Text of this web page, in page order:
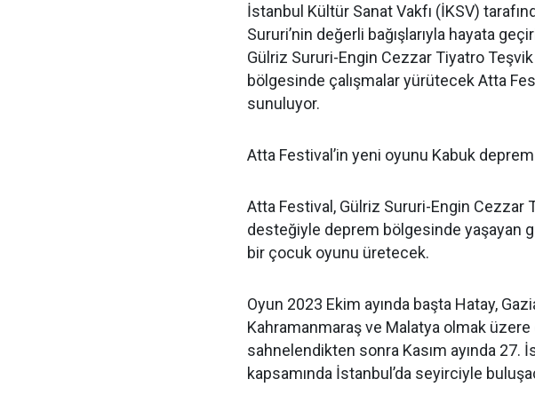
İstanbul Kültür Sanat Vakfı (İKSV)
Sururi’nin değerli bağışlarıyla hayata
Gülriz Sururi-Engin Cezzar Tiyatro
bölgesinde çalışmalar yürütecek Atta
sunuluyor.
Atta Festival’in yeni oyunu Kabuk
Atta Festival, Gülriz Sururi-Engin Cezzar
desteğiyle deprem bölgesinde yaşayan
bir çocuk oyunu üretecek.
Oyun 2023 Ekim ayında başta Hatay,
Kahramanmaraş ve Malatya olmak
sahnelendikten sonra Kasım ayında 27.
kapsamında İstanbul’da seyirciyle